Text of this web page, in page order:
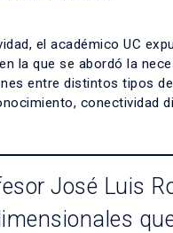
el académico UC
la que se abordó la
entre distintos tipos
conectividad
José Luis